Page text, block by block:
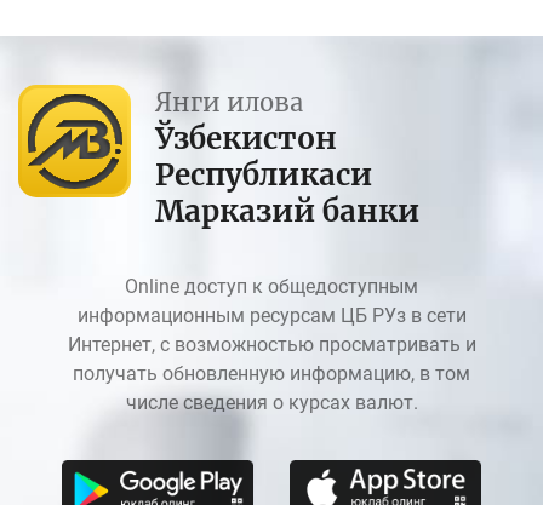
Янги илова
Ўзбекистон
Республикаси
Марказий банки
Online доступ к общедоступным
информационным ресурсам ЦБ РУз в сети
Интернет, с возможностью просматривать и
получать обновленную информацию, в том
числе сведения о курсах валют.